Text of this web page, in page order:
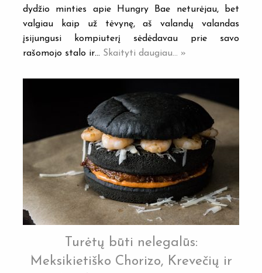
dydžio minties apie Hungry Bae neturėjau, bet
valgiau kaip už tėvynę, aš valandų valandas
įsijungusi kompiuterį sėdėdavau prie savo
rašomojo stalo ir… Skaityti daugiau... »
Turėtų būti nelegalūs:
Meksikietiško Chorizo, Krevečių ir